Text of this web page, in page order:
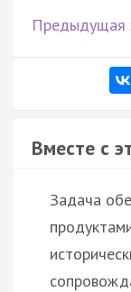
Предыдущая
Вместе с
Задача